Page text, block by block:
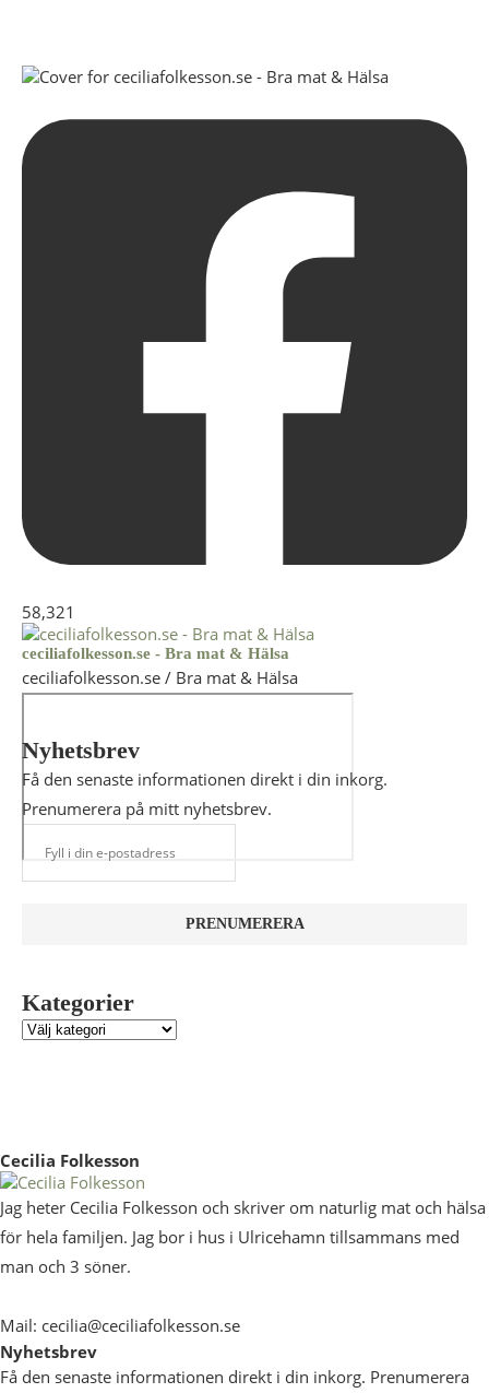
58,321
ceciliafolkesson.se - Bra mat & Hälsa
ceciliafolkesson.se / Bra mat & Hälsa
Nyhetsbrev
Få den senaste informationen direkt i din inkorg.
Prenumerera på mitt nyhetsbrev.
Kategorier
Cecilia Folkesson
Jag heter Cecilia Folkesson och skriver om naturlig mat och hälsa
för hela familjen. Jag bor i hus i Ulricehamn tillsammans med
man och 3 söner.
Mail: cecilia@ceciliafolkesson.se
Nyhetsbrev
Få den senaste informationen direkt i din inkorg. Prenumerera